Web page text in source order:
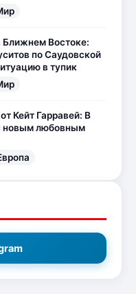
Ближнем Востоке:
по Саудовской
в тупик
Кейт Гарравей: В
новым любовным